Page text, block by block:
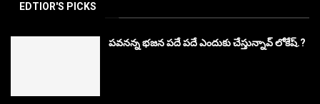
EDTIOR'S PICKS
పవనన్న భజన పదే పదే ఎందుకు చేస్తున్నావ్ లోకేష్.?